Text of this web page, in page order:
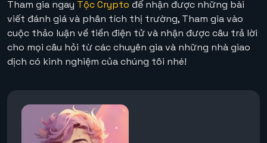
Tham gia ngay Tộc Crypto để nhận được những bài
viết đánh giá và phân tích thị trường, Tham gia vào
cuộc thảo luận về tiền điện tử và nhận được câu trả lời
cho mọi câu hỏi từ các chuyên gia và những nhà giao
dịch có kinh nghiệm của chúng tôi nhé!